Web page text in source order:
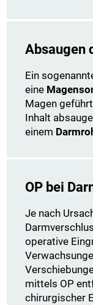
Absaugen
Ein
eine
Magen
Inhalt
einem
OP bei
Je nach
operative
mittels OP
chirurgischer